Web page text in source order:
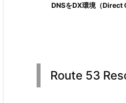
DNSをDX環境（Direct
Route 53